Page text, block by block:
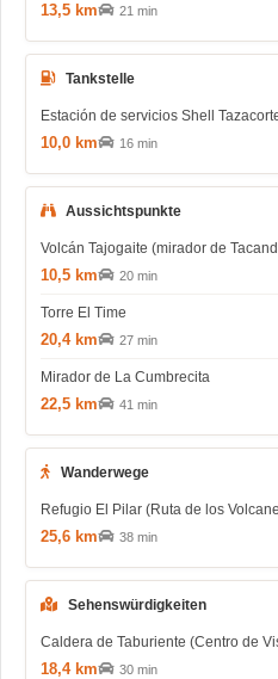
13,5 km 21 min
Tankstelle
Estación de servicios Shell
10,0 km 16 min
Aussichtspunkte
Volcán Tajogaite (mirador de
10,5 km 20 min
Torre El Time
20,4 km 27 min
Mirador de La Cumbrecita
22,5 km 41 min
Wanderwege
Refugio El Pilar (Ruta de los
25,6 km 38 min
Sehenswürdigkeiten
Caldera de Taburiente (Centro de
18,4 km 30 min